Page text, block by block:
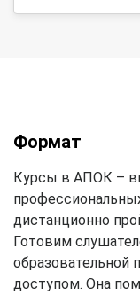
Формат
Курсы в АПОК –
дистанционно
Готовим
доступом. Она